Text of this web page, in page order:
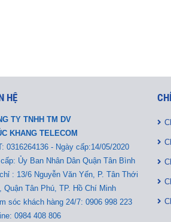
HỆ
TY TNHH TM DV
KHANG TELECOM
0316264136 - Ngày cấp:14/05/2020
Ủy Ban Nhân Dân Quận Tân Bình
: 13/6 Nguyễn Văn Yến, P. Tân Thới
Quận Tân Phú, TP. Hồ Chí Minh
sóc khách hàng 24/7: 0906 998 223
0984 408 806